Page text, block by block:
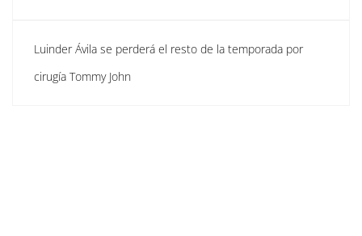
Luinder Ávila se perderá el resto de la temporada por
cirugía Tommy John